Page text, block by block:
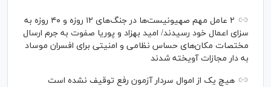
۲ عامل مهم صهیونیست‌ها در جنگ‌های ۱۲ روزه و ۴۰ روزه به
سزای اعمال خود رسیدند/ امید بهزاد و پوریا صفوت به جرم ارسال
مختصات مکان‌های حساس نظامی و امنیتی برای افسران موساد
به دار مجازات آویخته شدند
هیچ یک از اموال سردار آزمون رفع توقیف نشده است